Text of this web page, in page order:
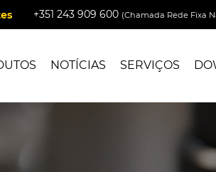
+351 243 909 600 (Chamada Rede Fixa
NOTÍCIAS SERVIÇOS